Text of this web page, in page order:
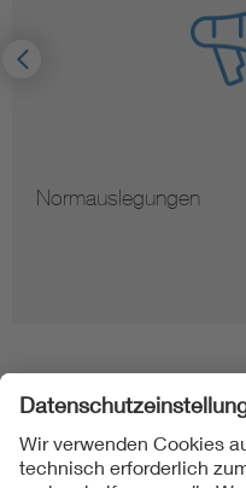
Normauslegungen
Folgen Sie uns